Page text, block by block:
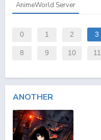
AnimeWorld Server
0 1 2 3
8 9 10 11
ANOTHER